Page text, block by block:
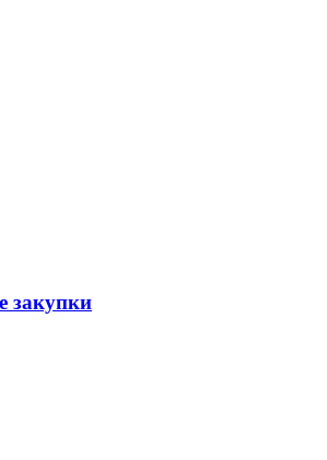
закупки